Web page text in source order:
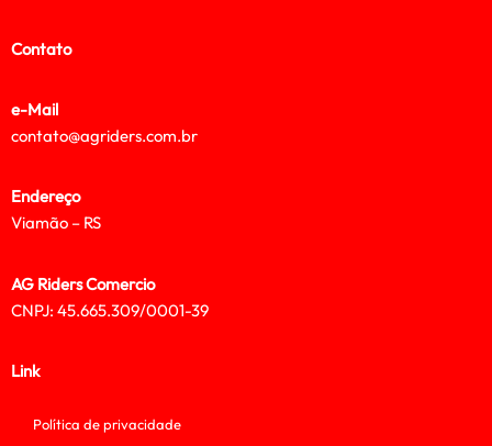
Contato
e-Mail
contato@agriders.com.br
Endereço
Viamão – RS
AG Riders Comercio
CNPJ: 45.665.309/0001-39
Link
Política de privacidade